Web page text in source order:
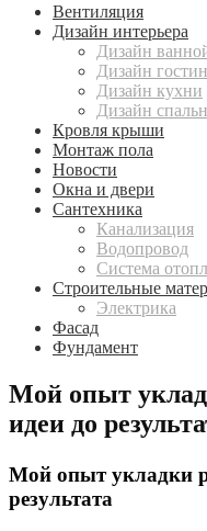
Вентиляция
Дизайн интерьера
Дизайн
Дизайн
Дизайн кухни
Дизайн
Кровля крыши
Монтаж пола
Новости
Окна и двери
Сантехника
Канализация
Водопровод
Система
Строительные
Электрика
Фасад
Фундамент
Мой опыт
идеи до
Мой опыт укладки
результата